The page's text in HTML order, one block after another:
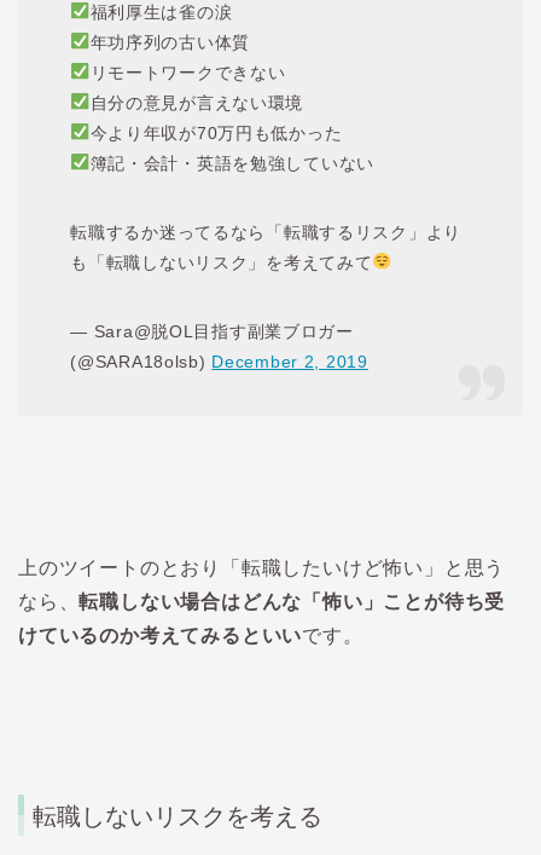
福利厚生は雀の涙
年功序列の古い体質
リモートワークできない
自分の意見が言えない環境
今より年収が70万円も低かった
簿記・会計・英語を勉強していない
転職するか迷ってるなら「転職するリスク」より
も「転職しないリスク」を考えてみて
— Sara@脱OL目指す副業ブロガー
(@SARA18olsb) December 2, 2019
上のツイートのとおり「転職したいけど怖い」と思う
なら、転職しない場合はどんな「怖い」ことが待ち受
けているのか考えてみるといいです。
転職しないリスクを考える